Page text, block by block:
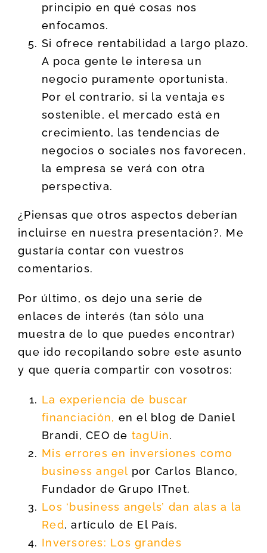
principio en qué cosas nos
enfocamos.
Si ofrece rentabilidad a largo plazo.
A poca gente le interesa un
negocio puramente oportunista.
Por el contrario, si la ventaja es
sostenible, el mercado está en
crecimiento, las tendencias de
negocios o sociales nos favorecen,
la empresa se verá con otra
perspectiva.
¿Piensas que otros aspectos deberían
incluirse en nuestra presentación?. Me
gustaría contar con vuestros
comentarios.
Por último, os dejo una serie de
enlaces de interés (tan sólo una
muestra de lo que puedes encontrar)
que ido recopilando sobre este asunto
y que quería compartir con vosotros:
La experiencia de buscar
financiación, en el blog de Daniel
Brandi, CEO de tagUin.
Mis errores en inversiones como
business angel por Carlos Blanco,
Fundador de Grupo ITnet.
Los ‘business angels’ dan alas a la
Red, artículo de El País.
Inversores: Los grandes